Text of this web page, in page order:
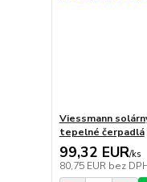
Viessmann
tepelné čerpadlá
99,32 EUR/ks
80,75 EUR bez